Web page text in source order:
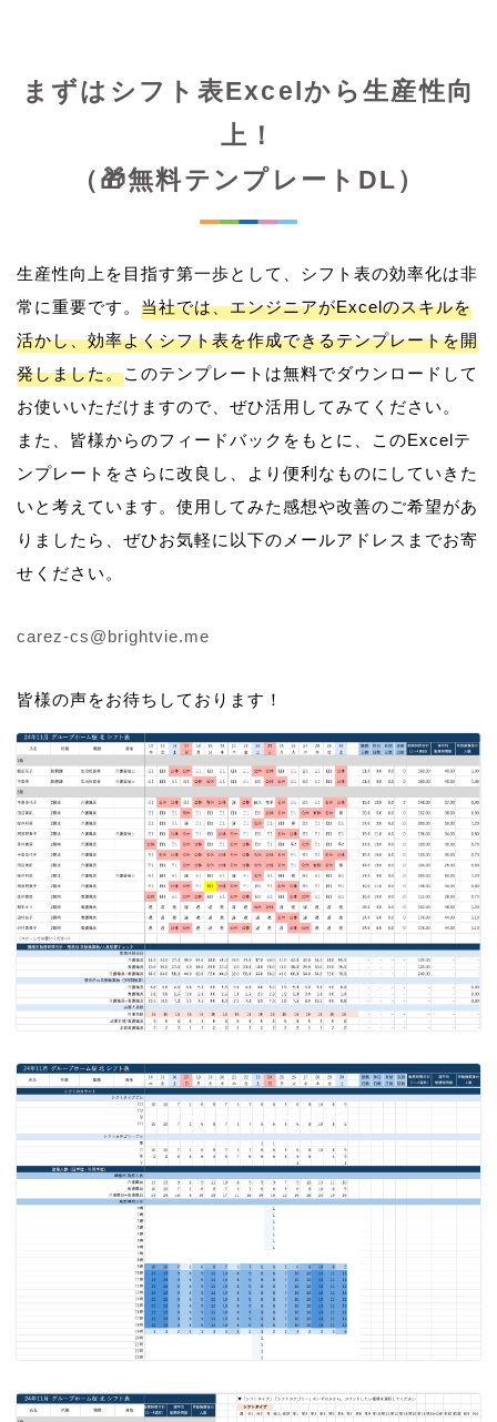
まずはシフト表Excelから生産性向
上！
（🎁無料テンプレートDL）
生産性向上を目指す第一歩として、シフト表の効率化は非
常に重要です。 当社では、エンジニアがExcelのスキルを
活かし、効率よくシフト表を作成できるテンプレートを開
発しました。このテンプレートは無料でダウンロードして
お使いいただけますので、ぜひ活用してみてください。
また、皆様からのフィードバックをもとに、このExcelテ
ンプレートをさらに改良し、より便利なものにしていきた
いと考えています。使用してみた感想や改善のご希望があ
りましたら、ぜひお気軽に以下のメールアドレスまでお寄
せください。
carez-cs@brightvie.me
皆様の声をお待ちしております！